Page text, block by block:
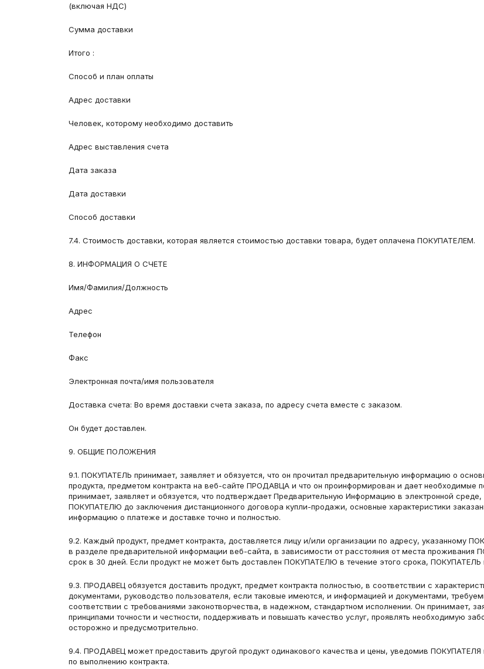
(включая НДС)
Сумма доставки
Итого :
Способ и план оплаты
Адрес доставки
Человек, которому необходимо доставить
Адрес выставления счета
Дата заказа
Дата доставки
Способ доставки
7.4. Стоимость доставки, которая является стоимостью доставки товара, будет оплачена ПОКУПАТЕЛЕМ.
8. ИНФОРМАЦИЯ О СЧЕТЕ
Имя/Фамилия/Должность
Адрес
Телефон
Факс
Электронная почта/имя пользователя
Доставка счета: Во время доставки счета заказа, по адресу счета вместе с заказом.
Он будет доставлен.
9. ОБЩИЕ ПОЛОЖЕНИЯ
9.1. ПОКУПАТЕЛЬ принимает, заявляет и обязуется, что он прочитал предварительную информацию о
продукта, предметом контракта на веб-сайте ПРОДАВЦА и что он проинформирован и дает
принимает, заявляет и обязуется, что подтверждает Предварительную Информацию в электронной
ПОКУПАТЕЛЮ до заключения дистанционного договора купли-продажи, основные характеристики
информацию о платеже и доставке точно и полностью.
9.2. Каждый продукт, предмет контракта, доставляется лицу и/или организации по адресу, указанному
в разделе предварительной информации веб-сайта, в зависимости от расстояния от места проживания
срок в 30 дней. Если продукт не может быть доставлен ПОКУПАТЕЛЮ в течение этого срока, ПОКУПАТЕЛЬ
9.3. ПРОДАВЕЦ обязуется доставить продукт, предмет контракта полностью, в соответствии с
документами, руководство пользователя, если таковые имеются, и информацией и документами,
соответствии с требованиями законотворчества, в надежном, стандартном исполнении. Он принимает,
принципами точности и честности, поддерживать и повышать качество услуг, проявлять необходимую
осторожно и предусмотрительно.
9.4. ПРОДАВЕЦ может предоставить другой продукт одинакового качества и цены, уведомив ПОКУПАТЕЛЯ
по выполнению контракта.